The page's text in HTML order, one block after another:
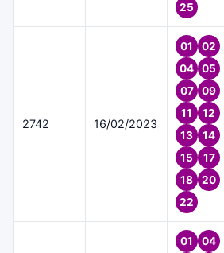
25
2742 16/02/2023
01
02
04
05
07
09
11
12
13
14
15
17
18
20
22
01 04